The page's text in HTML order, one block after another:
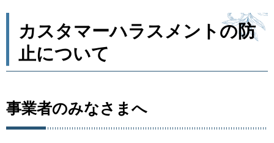
カスタマーハラスメントの防
止について
事業者のみなさまへ